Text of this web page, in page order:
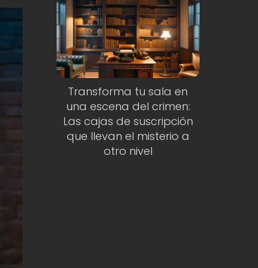
Transforma tu sala en
una escena del crimen:
Las cajas de suscripción
que llevan el misterio a
otro nivel